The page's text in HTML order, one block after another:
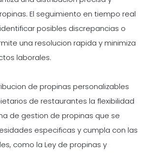
El seguimiento en tiempo real
posibles discrepancias o
una resolucion rapida y minimiza
laborales.
de propinas personalizables
de restaurantes la flexibilidad
de gestion de propinas que se
especificas y cumpla con las
como la Ley de propinas y